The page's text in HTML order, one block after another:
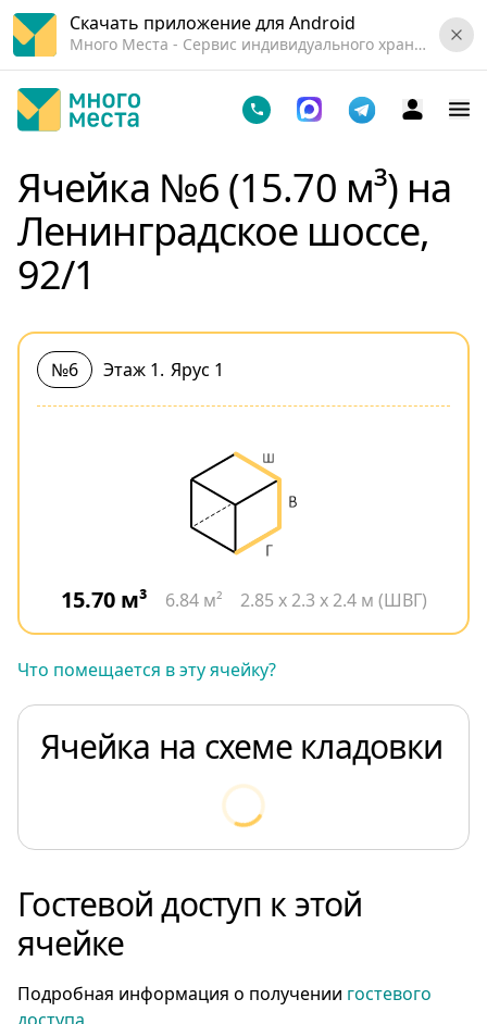
Скачать приложение для Android
Много Места - Cервис индивидуального хранения вещей.
Ячейка №6 (15.70 м³) на
Ленинградское шоссе,
92/1
№6 Этаж 1. Ярус 1
15.70 м³ 6.84 м² 2.85 x 2.3 x 2.4 м (ШВГ)
Что помещается в эту ячейку?
Ячейка на схеме кладовки
Гостевой доступ к этой
ячейке
Подробная информация о получении гостевого